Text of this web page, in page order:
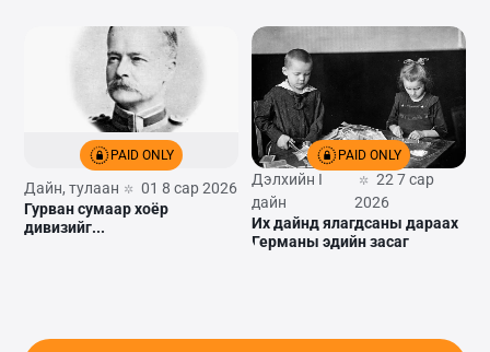
PAID ONLY
Дайн, тулаан
01 8 сар 2026
Гурван сумаар хоёр
дивизийг...
PAID ONLY
Дэлхийн I
дайн
22 7 сар
2026
Их дайнд ялагдсаны дараах
Германы эдийн засаг